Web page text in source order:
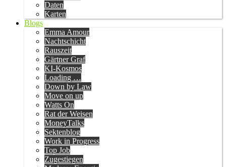
Daten
Karten
Blogs
Emma Amour
Nachtschicht
Rauszeit
Gärtner Graf
KI-Kosmos
Loading …
Down by Law
Move on up
Watts On
Rat der Weisen
MoneyTalks
Sektenblog
Work in Progress
Top Job
Zugestiegen